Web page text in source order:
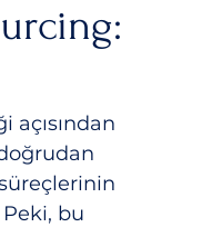
açısından
bu